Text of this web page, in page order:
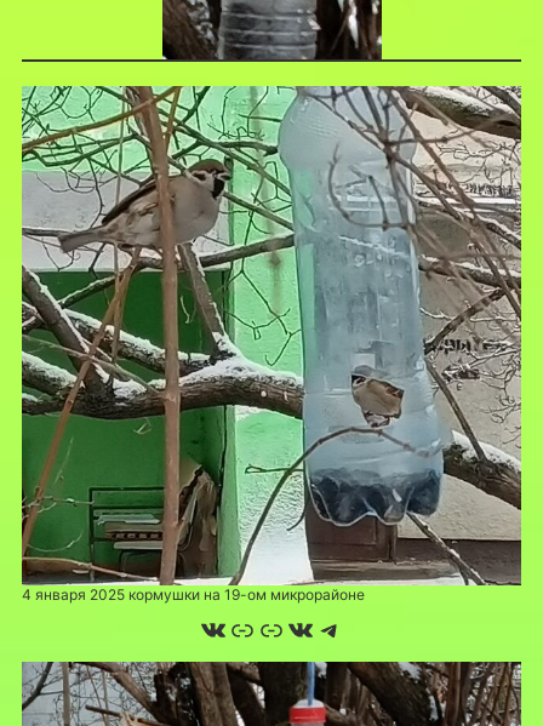
4 января 2025 кормушки на 19-ом микрорайоне
ВКонтакте
Ссылка
Ссылка
ВКонтакте
Telegram